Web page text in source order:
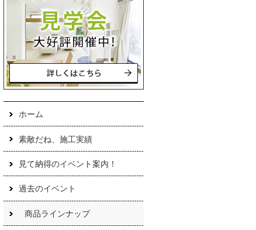
ホーム
素敵だね、施工実績
見て納得のイベント案内！
過去のイベント
商品ラインナップ